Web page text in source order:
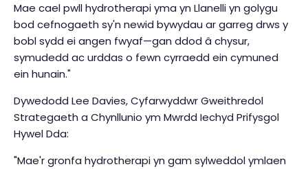
Mae cael pwll hydrotherapi yma yn Llanelli yn golygu
bod cefnogaeth sy'n newid bywydau ar garreg drws y
bobl sydd ei angen fwyaf—gan ddod â chysur,
symudedd ac urddas o fewn cyrraedd ein cymuned
ein hunain."
Dywedodd Lee Davies, Cyfarwyddwr Gweithredol
Strategaeth a Chynllunio ym Mwrdd Iechyd Prifysgol
Hywel Dda:
"Mae'r gronfa hydrotherapi yn gam sylweddol ymlaen